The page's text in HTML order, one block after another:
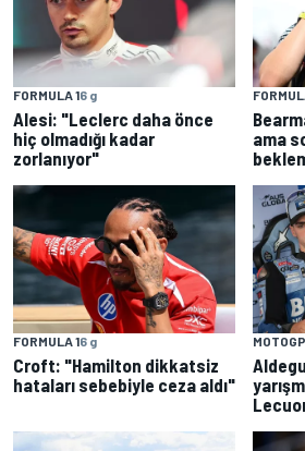
FORMULA 16 g
Alesi: "Leclerc daha önce
hiç olmadığı kadar
zorlanıyor"
ama
FORMULA 16 g
Croft: "Hamilton dikkatsiz
hataları sebebiyle ceza aldı"
MOTOGP